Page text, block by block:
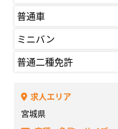
普通車
ミニバン
普通二種免許
求人エリア
宮城県